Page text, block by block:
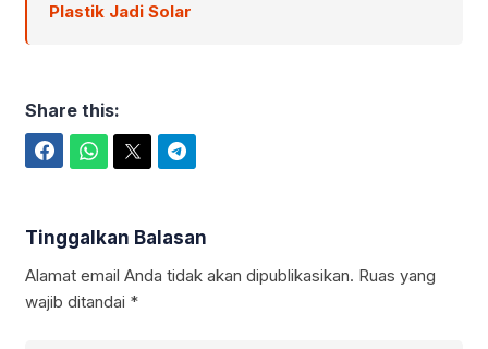
Plastik Jadi Solar
Share this:
Tinggalkan Balasan
Alamat email Anda tidak akan dipublikasikan. Ruas yang
wajib ditandai *